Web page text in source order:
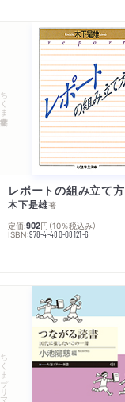
ちくま学芸文庫
レポートの組み立て方
木下是雄著
定価:902円 （10％税込み）
ISBN:978-4-480-08121-6
ちくまプリマー新書